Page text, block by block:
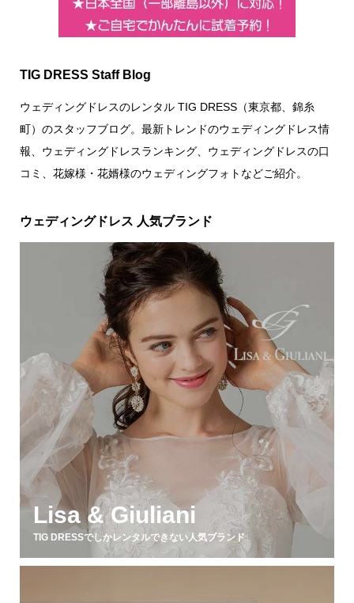
TIG DRESS Staff Blog
ウェディングドレスのレンタル TIG DRESS（東京都、錦糸
町）のスタッフブログ。最新トレンドのウェディングドレス情
報、ウェディングドレスランキング、ウェディングドレスの口
コミ、花嫁様・花婿様のウェディングフォトなどご紹介。
ウェディングドレス 人気ブランド
Lisa & Giuliani
TIG DRESSでしかレンタルできない人気ブランド